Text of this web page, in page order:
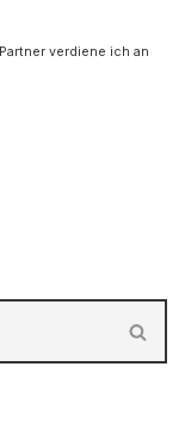
verdiene ich an